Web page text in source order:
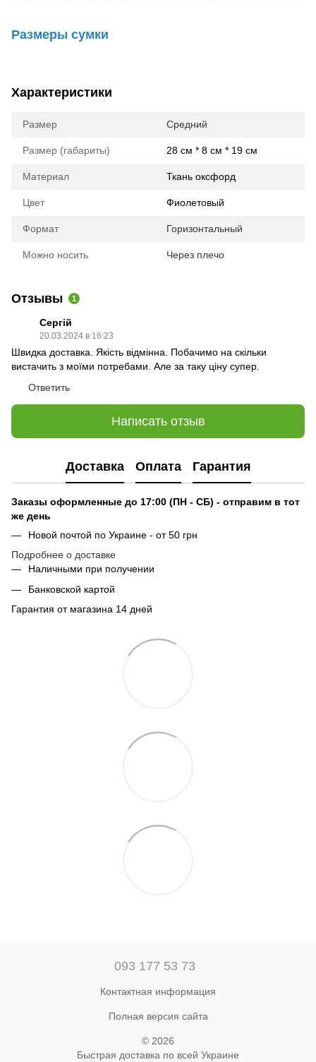
Размеры сумки
Характеристики
Размер Средний
Размер (габариты) 28 см * 8 см * 19 см
Материал Ткань оксфорд
Цвет Фиолетовый
Формат Горизонтальный
Можно носить Через плечо
Отзывы 1
Сергій
20.03.2024 в 16:23
Швидка доставка. Якість відмінна. Побачимо на скільки
вистачить з моїми потребами. Але за таку ціну супер.
Ответить
Написать отзыв
Доставка Оплата Гарантия
Заказы оформленные до 17:00 (ПН - СБ) - отправим в тот
же день
Новой почтой по Украине - от 50 грн
Подробнее о доставке
Наличными при получении
Банковской картой
Гарантия от магазина 14 дней
093 177 53 73
Контактная информация
Полная версия сайта
© 2026
Быстрая доставка по всей Украине